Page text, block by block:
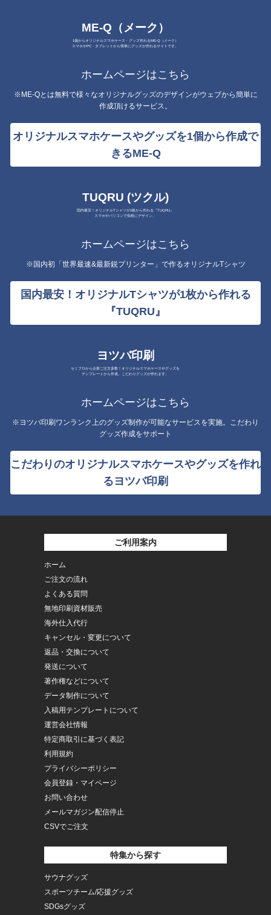
ME-Q（メーク）
1個からオリジナルスマホケース・グッズ作れるME-Q（メーク）
スマホやPC・タブレットから簡単にグッズが作れるサイトです。
ホームページはこちら
※ME-Qとは無料で様々なオリジナルグッズのデザインがウェブから簡単に
作成頂けるサービス。
オリジナルスマホケースやグッズを1個から作成で
きるME-Q
TUQRU (ツクル)
国内最安！オリジナルTシャツが1枚から作れる『TUQRU』
スマホやパソコンで気軽にデザイン。
ホームページはこちら
※国内初「世界最速&最新鋭プリンター」で作るオリジナルTシャツ
国内最安！オリジナルTシャツが1枚から作れる
『TUQRU』
ヨツバ印刷
セミプロから企業ご注文多数！オリジナルスマホケースやグッズを
テンプレートから作成。こだわりグッズが作れます。
ホームページはこちら
※ヨツバ印刷ワンランク上のグッズ制作が可能なサービスを実施。こだわり
グッズ作成をサポート
こだわりのオリジナルスマホケースやグッズを作れ
るヨツバ印刷
ご利用案内
ホーム
ご注文の流れ
よくある質問
無地印刷資材販売
海外仕入代行
キャンセル・変更について
返品・交換について
発送について
著作権などについて
データ制作について
入稿用テンプレートについて
運営会社情報
特定商取引に基づく表記
利用規約
プライバシーポリシー
会員登録・マイページ
お問い合わせ
メールマガジン配信停止
CSVでご注文
特集から探す
サウナグッズ
スポーツチーム/応援グッズ
SDGsグッズ